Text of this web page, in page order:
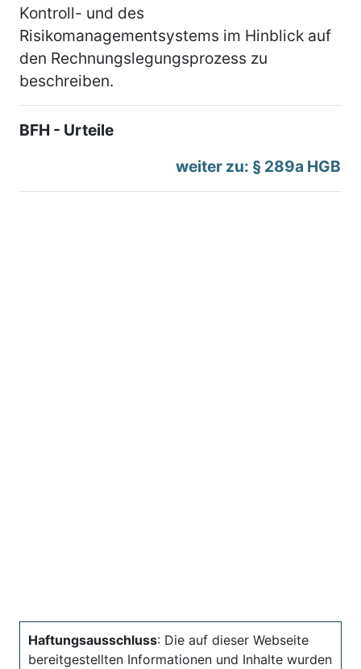
Kontroll- und des
Risikomanagementsystems im Hinblick auf
den Rechnungslegungsprozess zu
beschreiben.
BFH - Urteile
weiter zu: § 289a HGB
Haftungsausschluss: Die auf dieser Webseite
bereitgestellten Informationen und Inhalte wurden